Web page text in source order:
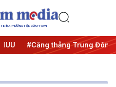
ĐA PHƯƠNG TIỆN CỦA TTXVN
#Căng thẳng Trung Đông